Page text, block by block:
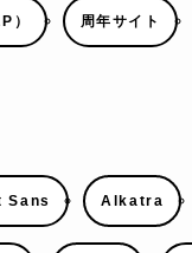
） 周年サイト
Sans Alkatra